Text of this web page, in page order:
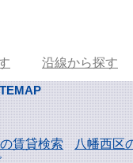
沿線から探す
賃貸検索 八幡西区